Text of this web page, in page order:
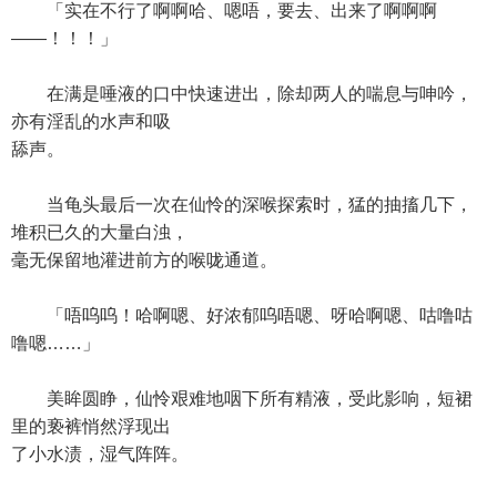
「实在不行了啊啊哈、嗯唔，要去、出来了啊啊啊
——！！！」
在满是唾液的口中快速进出，除却两人的喘息与呻吟，
亦有淫乱的水声和吸
舔声。
当龟头最后一次在仙怜的深喉探索时，猛的抽搐几下，
堆积已久的大量白浊，
毫无保留地灌进前方的喉咙通道。
「唔呜呜！哈啊嗯、好浓郁呜唔嗯、呀哈啊嗯、咕噜咕
噜嗯……」
美眸圆睁，仙怜艰难地咽下所有精液，受此影响，短裙
里的亵裤悄然浮现出
了小水渍，湿气阵阵。